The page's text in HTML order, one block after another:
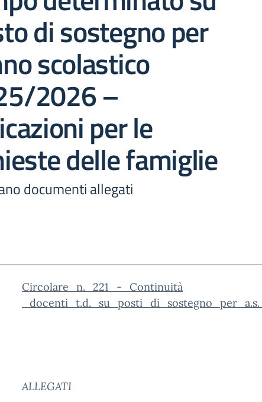
di sostegno per
scolastico
2026 –
per le
delle famiglie
documenti allegati
Circolare_n._221_-_Continuità
ALLEGATI